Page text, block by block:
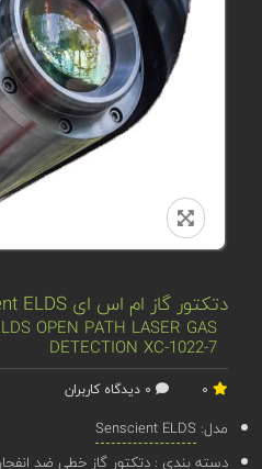
دتکتور گاز ام اس ای Senscient ELDS مدل XC-1022-7
OPEN PATH LASER GAS
DETECTION XC-1022-7
مدل: Senscient ELDS
دسته بندی :دتکتور گاز خطی ضد انفجار